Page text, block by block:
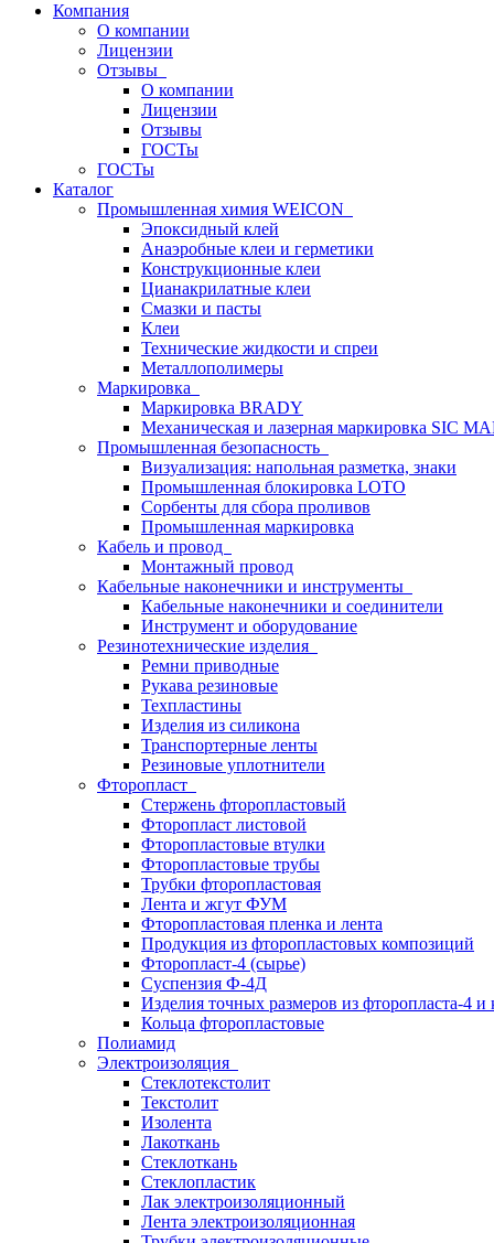
Компания
О компании
Лицензии
Отзывы
О компании
Лицензии
Отзывы
ГОСТы
ГОСТы
Каталог
Промышленная химия WEICON
Эпоксидный клей
Анаэробные клеи и герметики
Конструкционные клеи
Цианакрилатные клеи
Смазки и пасты
Клеи
Технические жидкости и спреи
Металлополимеры
Маркировка
Маркировка BRADY
Механическая и лазерная маркировка SIC
Промышленная безопасность
Визуализация: напольная разметка, знаки
Промышленная блокировка LOTO
Сорбенты для сбора проливов
Промышленная маркировка
Кабель и провод
Монтажный провод
Кабельные наконечники и инструменты
Кабельные наконечники и соединители
Инструмент и оборудование
Резинотехнические изделия
Ремни приводные
Рукава резиновые
Техпластины
Изделия из силикона
Транспортерные ленты
Резиновые уплотнители
Фторопласт
Стержень фторопластовый
Фторопласт листовой
Фторопластовые втулки
Фторопластовые трубы
Трубки фторопластовая
Лента и жгут ФУМ
Фторопластовая пленка и лента
Продукция из фторопластовых композиций
Фторопласт-4 (сырье)
Суспензия Ф-4Д
Изделия точных размеров из фторопласта-4 и
Кольца фторопластовые
Полиамид
Электроизоляция
Стеклотекстолит
Текстолит
Изолента
Лакоткань
Стеклоткань
Стеклопластик
Лак электроизоляционный
Лента электроизоляционная